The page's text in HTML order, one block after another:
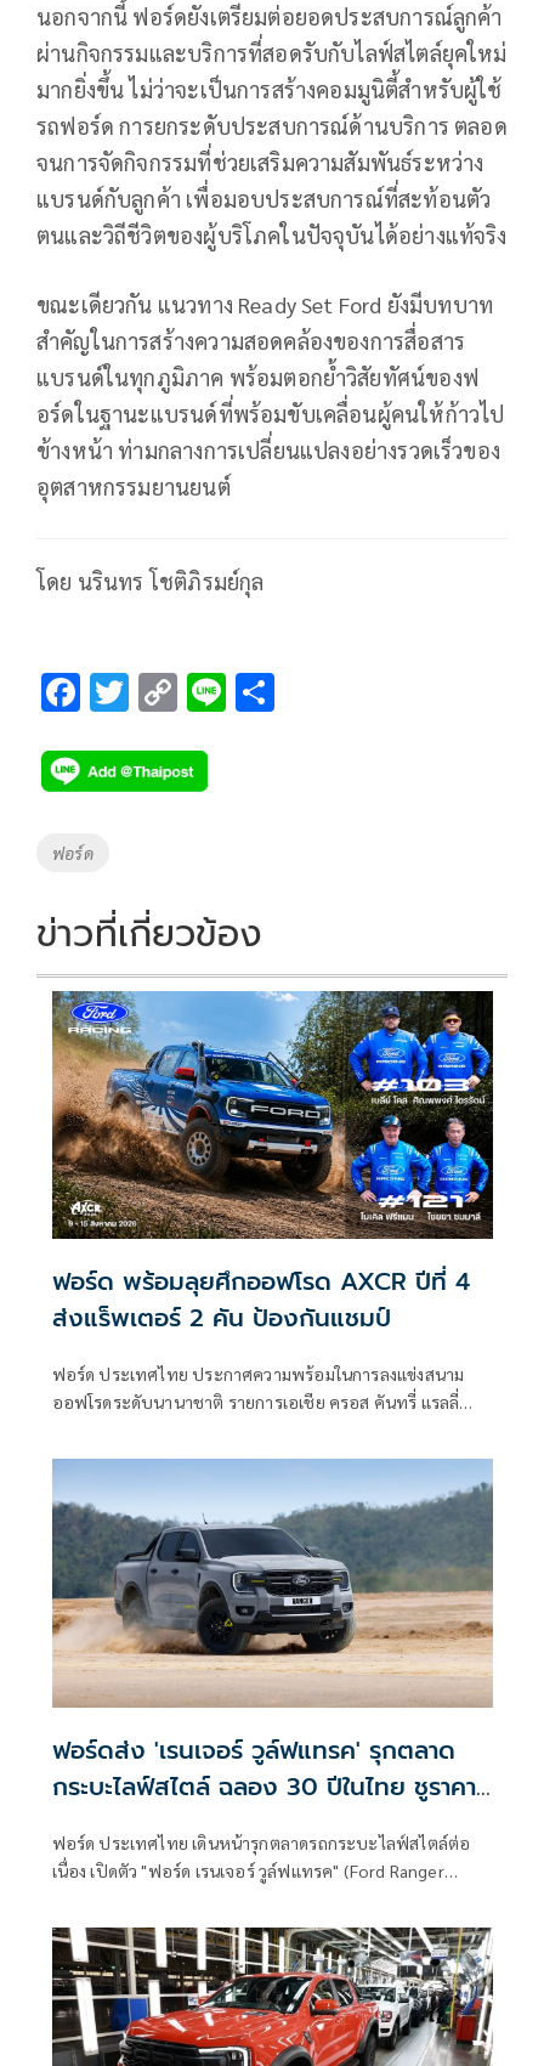
นอกจากนี้ ฟอร์ดยังเตรียมต่อยอดประสบการณ์ลูกค้า
ผ่านกิจกรรมและบริการที่สอดรับกับไลฟ์สไตล์ยุคใหม่
มากยิ่งขึ้น ไม่ว่าจะเป็นการสร้างคอมมูนิตี้สำหรับผู้ใช้
รถฟอร์ด การยกระดับประสบการณ์ด้านบริการ ตลอด
จนการจัดกิจกรรมที่ช่วยเสริมความสัมพันธ์ระหว่าง
แบรนด์กับลูกค้า เพื่อมอบประสบการณ์ที่สะท้อนตัว
ตนและวิถีชีวิตของผู้บริโภคในปัจจุบันได้อย่างแท้จริง
ขณะเดียวกัน แนวทาง Ready Set Ford ยังมีบทบาท
สำคัญในการสร้างความสอดคล้องของการสื่อสาร
แบรนด์ในทุกภูมิภาค พร้อมตอกย้ำวิสัยทัศน์ของฟ
อร์ดในฐานะแบรนด์ที่พร้อมขับเคลื่อนผู้คนให้ก้าวไป
ข้างหน้า ท่ามกลางการเปลี่ยนแปลงอย่างรวดเร็วของ
อุตสาหกรรมยานยนต์
โดย นรินทร โชติภิรมย์กุล
F
e
b
o
k
T
tt
er
C
p
y
k
Li
Tags
ฟอร์ด
ข่าวที่เกี่ยวข้อง
ฟอร์ด พร้อมลุยศึกออฟโรด AXCR ปีที่ 4
ส่งแร็พเตอร์ 2 คัน ป้องกันแชมป์
ฟอร์ด ประเทศไทย ประกาศความพร้อมในการลงแข่งสนาม
ออฟโรดระดับนานาชาติ รายการเอเชีย ครอส คันทรี่ แรลลี่
ฟอร์ดส่ง 'เรนเจอร์ วูล์ฟแทรค' รุกตลาด
กระบะไลฟ์สไตล์ ฉลอง 30 ปีในไทย ชูราคา
ฟอร์ด ประเทศไทย เดินหน้ารุกตลาดรถกระบะไลฟ์สไตล์ต่อ
เนื่อง เปิดตัว "ฟอร์ด เรนเจอร์ วูล์ฟแทรค" (Ford Ranger